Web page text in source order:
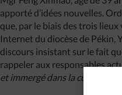
apporté d’idées nouvelles.
que, par le biais des trois
Internet du diocèse de Pékin,
discours insistant sur le fait
rappeler aux responsables
et immergé dans la culture ».